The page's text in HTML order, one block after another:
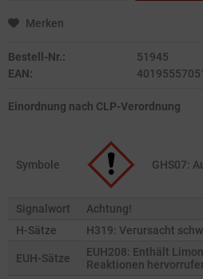
Merken
Bestell-Nr.:
51945
EAN:
Einordnung nach CLP-Verordnung
Symbole GHS07:
Signalwort
Achtung!
H-Sätze
H319: Verursacht
EUH-Sätze
EUH208: Enthält
Reaktionen